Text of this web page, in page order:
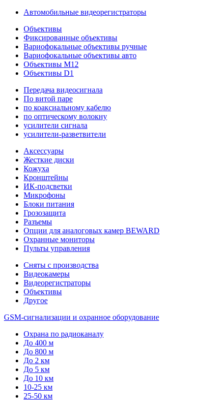
Автомобильные видеорегистраторы
Объективы
Фиксированные объективы
Вариофокальные объективы ручные
Вариофокальные объективы авто
Объективы M12
Объективы D1
Передача видеосигнала
По витой паре
по коаксиальному кабелю
по оптическому волокну
усилители сигнала
усилители-разветвители
Аксессуары
Жесткие диски
Кожуха
Кронштейны
ИК-подсветки
Микрофоны
Блоки питания
Грозозащита
Разъемы
Опции для аналоговых камер BEWARD
Охранные мониторы
Пульты управления
Сняты с производства
Видеокамеры
Видеорегистраторы
Объективы
Другое
GSM-сигнализации и охранное оборудование
Охрана по радиоканалу
До 400 м
До 800 м
До 2 км
До 5 км
До 10 км
10-25 км
25-50 км